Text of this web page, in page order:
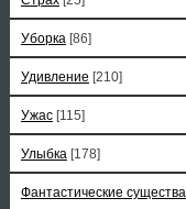
Уборка [86]
Удивление [210]
Ужас [115]
Улыбка [178]
Фантастические существа